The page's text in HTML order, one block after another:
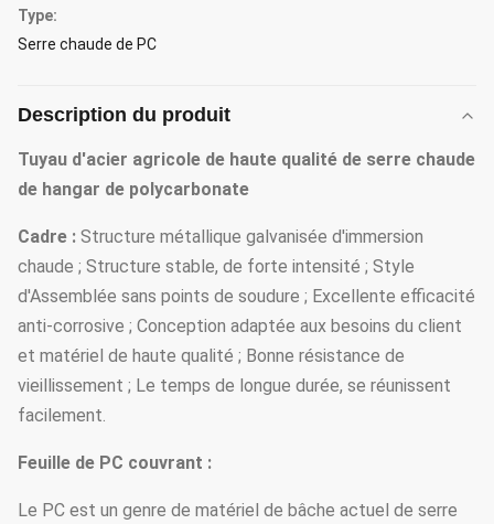
Type:
Serre chaude de PC
Description du produit
Tuyau d'acier agricole de haute qualité de serre chaude
de hangar de polycarbonate
Cadre : Structure métallique galvanisée d'immersion
chaude ; Structure stable, de forte intensité ; Style
d'Assemblée sans points de soudure ; Excellente efficacité
anti-corrosive ; Conception adaptée aux besoins du client
et matériel de haute qualité ; Bonne résistance de
vieillissement ; Le temps de longue durée, se réunissent
facilement.
Feuille de PC couvrant :
Le PC est un genre de matériel de bâche actuel de serre